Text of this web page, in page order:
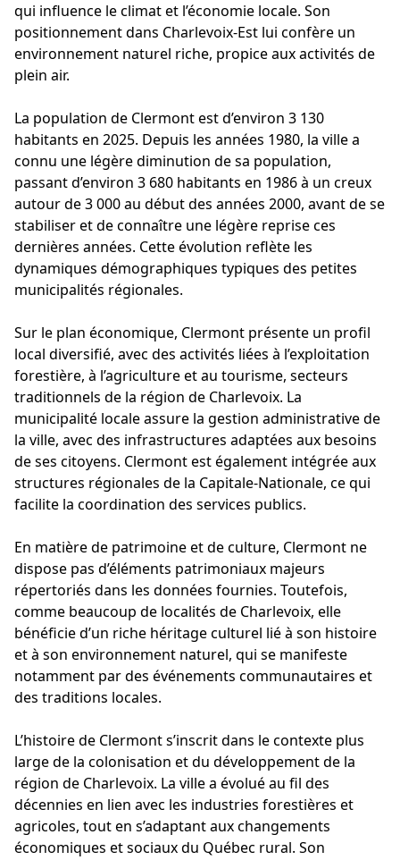
qui influence le climat et l’économie locale. Son
positionnement dans Charlevoix-Est lui confère un
environnement naturel riche, propice aux activités de
plein air.
La population de Clermont est d’environ 3 130
habitants en 2025. Depuis les années 1980, la ville a
connu une légère diminution de sa population,
passant d’environ 3 680 habitants en 1986 à un creux
autour de 3 000 au début des années 2000, avant de se
stabiliser et de connaître une légère reprise ces
dernières années. Cette évolution reflète les
dynamiques démographiques typiques des petites
municipalités régionales.
Sur le plan économique, Clermont présente un profil
local diversifié, avec des activités liées à l’exploitation
forestière, à l’agriculture et au tourisme, secteurs
traditionnels de la région de Charlevoix. La
municipalité locale assure la gestion administrative de
la ville, avec des infrastructures adaptées aux besoins
de ses citoyens. Clermont est également intégrée aux
structures régionales de la Capitale-Nationale, ce qui
facilite la coordination des services publics.
En matière de patrimoine et de culture, Clermont ne
dispose pas d’éléments patrimoniaux majeurs
répertoriés dans les données fournies. Toutefois,
comme beaucoup de localités de Charlevoix, elle
bénéficie d’un riche héritage culturel lié à son histoire
et à son environnement naturel, qui se manifeste
notamment par des événements communautaires et
des traditions locales.
L’histoire de Clermont s’inscrit dans le contexte plus
large de la colonisation et du développement de la
région de Charlevoix. La ville a évolué au fil des
décennies en lien avec les industries forestières et
agricoles, tout en s’adaptant aux changements
économiques et sociaux du Québec rural. Son